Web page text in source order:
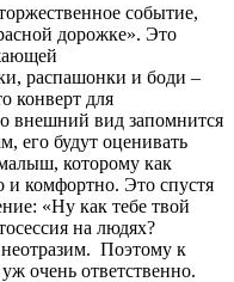
событие,
дорожке». Это
распашонки и боди –
конверт для
внешний вид запомнится
его будут оценивать
которому как
комфортно. Это спустя
«Ну как тебе твой
на людях?
Поэтому к
очень ответственно.